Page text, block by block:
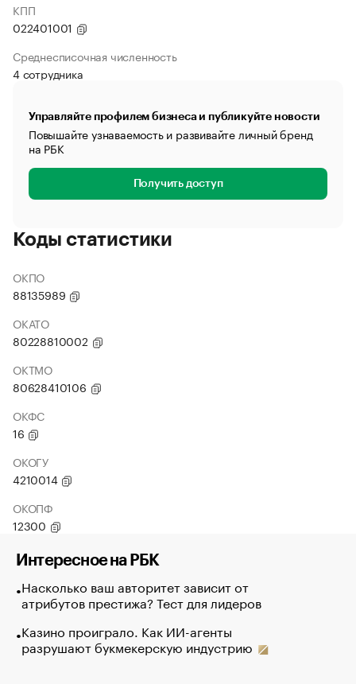
КПП
022401001
Среднесписочная численность
4 сотрудника
Управляйте профилем бизнеса и публикуйте новости
Повышайте узнаваемость и развивайте личный бренд
на РБК
Получить доступ
Коды статистики
ОКПО
88135989
ОКАТО
80228810002
ОКТМО
80628410106
ОКФС
16
ОКОГУ
4210014
ОКОПФ
12300
Интересное на РБК
Насколько ваш авторитет зависит от
атрибутов престижа? Тест для лидеров
Казино проиграло. Как ИИ-агенты
разрушают букмекерскую индустрию